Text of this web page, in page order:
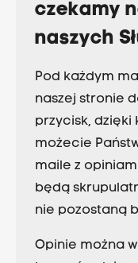
czekamy
naszych
Pod każdym
naszej stronie
przycisk, dzięki
możecie
maile z
będą
nie pozostaną
Opinie można